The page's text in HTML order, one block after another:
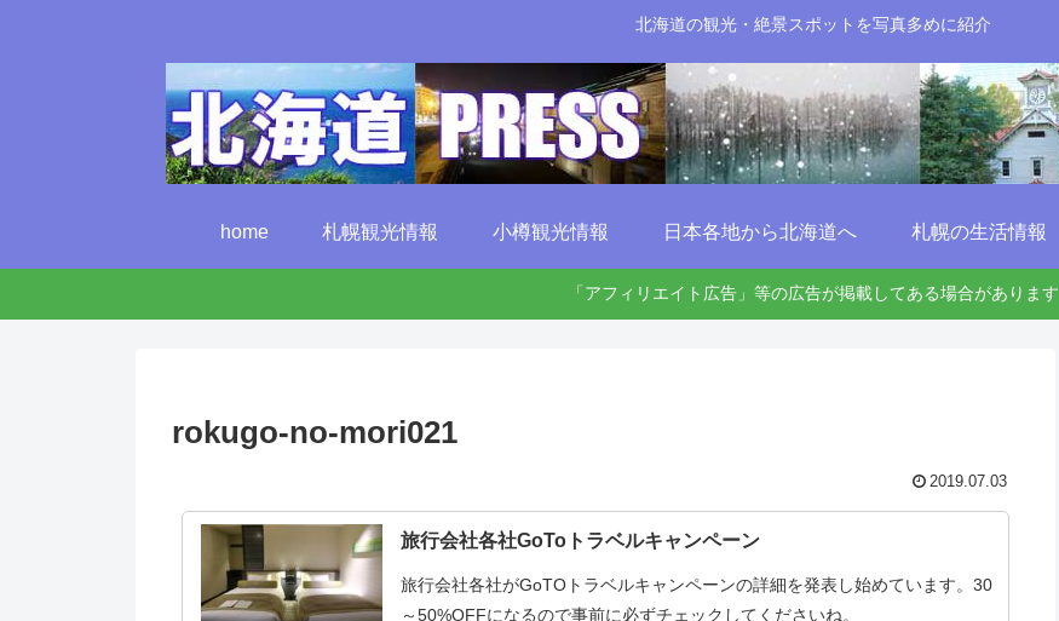
北海道の観光・絶景スポットを写真多めに紹介
home 札幌観光情報 小樽観光情報 日本各地から北海道へ 札幌の生活情報
「アフィリエイト広告」等の広告が掲載してある場合があります
rokugo-no-mori021
2019.07.03
旅行会社各社GoToトラベルキャンペーン
旅行会社各社がGoTOトラベルキャンペーンの詳細を発表し始めています。30
～50%OFFになるので事前に必ずチェックしてくださいね。